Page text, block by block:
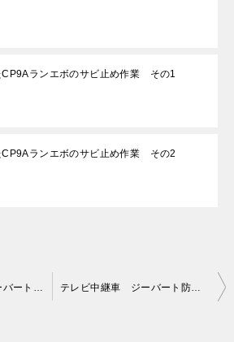
CP9Aランエボのサビ止め作業 その1
CP9Aランエボのサビ止め作業 その2
VCV11 ウインダム ジーバートサビ止め ～ ボンネットダンパー その2～ テレビ中継車 ジーバート防錆作業